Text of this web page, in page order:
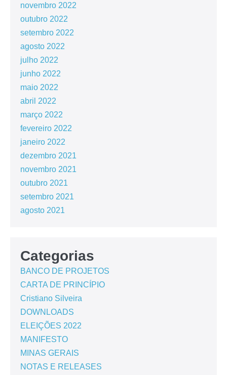
novembro 2022
outubro 2022
setembro 2022
agosto 2022
julho 2022
junho 2022
maio 2022
abril 2022
março 2022
fevereiro 2022
janeiro 2022
dezembro 2021
novembro 2021
outubro 2021
setembro 2021
agosto 2021
Categorias
BANCO DE PROJETOS
CARTA DE PRINCÍPIO
Cristiano Silveira
DOWNLOADS
ELEIÇÕES 2022
MANIFESTO
MINAS GERAIS
NOTAS E RELEASES